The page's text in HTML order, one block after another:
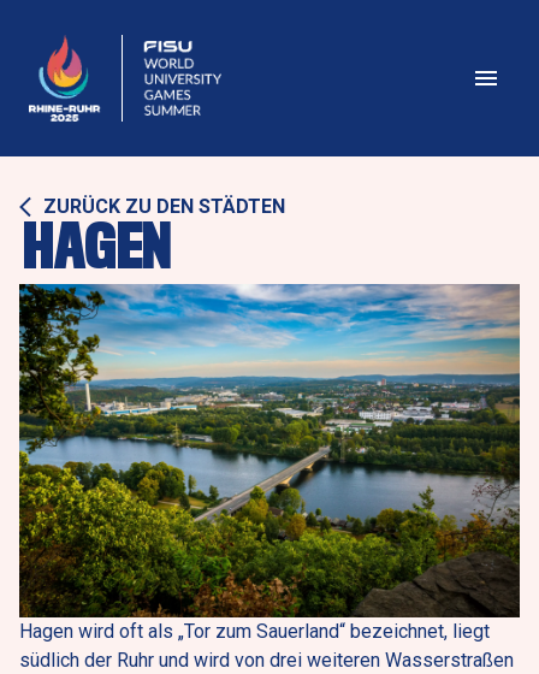
ZURÜCK ZU DEN STÄDTEN
HAGEN
Hagen wird oft als „Tor zum Sauerland“ bezeichnet, liegt
südlich der Ruhr und wird von drei weiteren Wasserstraßen